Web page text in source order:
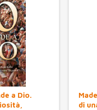
a Dio.
di